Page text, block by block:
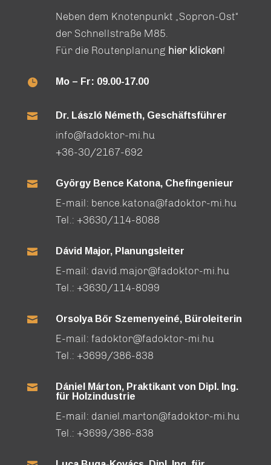
Neben dem Knotenpunkt „Sopron-Ost“
der Schnellstraße M85.
Für die Routenplanung hier klicken!
 Mo – Fr: 09.00-17.00
 Dr. László Németh, Geschäftsführer
info@fadoktor-mi.hu
+36-30/2167-692
 György Bence Katona, Chefingenieur
E-mail: bence.katona@fadoktor-mi.hu
Tel.: +3630/114-8088
 Dávid Major, Planungsleiter
E-mail: david.major@fadoktor-mi.hu
Tel.: +3630/114-8099
 Orsolya Bőr Szemenyeiné, Büroleiterin
E-mail: fadoktor@fadoktor-mi.hu
Tel.: +3699/386-838

Dániel Márton, Praktikant von Dipl. Ing.
für Holzindustrie
E-mail: daniel.marton@fadoktor-mi.hu
Tel.: +3699/386-838